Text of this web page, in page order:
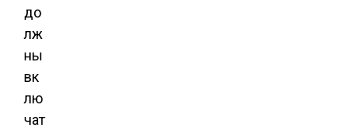
до
лж
ны
вк
лю
чат